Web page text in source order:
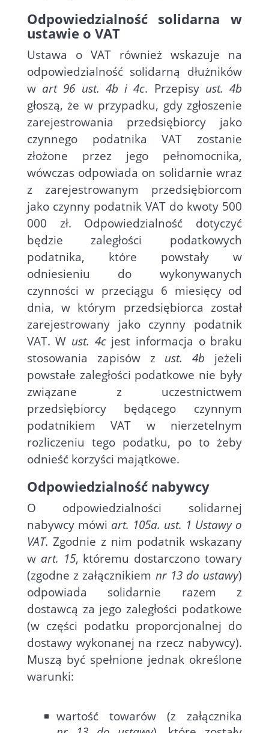
Odpowiedzialność solidarna w
ustawie o VAT
Ustawa o VAT również wskazuje na
odpowiedzialność solidarną dłużników
w art 96 ust. 4b i 4c. Przepisy ust. 4b
głoszą, że w przypadku, gdy zgłoszenie
zarejestrowania przedsiębiorcy jako
czynnego podatnika VAT zostanie
złożone przez jego pełnomocnika,
wówczas odpowiada on solidarnie wraz
z zarejestrowanym przedsiębiorcom
jako czynny podatnik VAT do kwoty 500
000 zł. Odpowiedzialność dotyczyć
będzie zaległości podatkowych
podatnika, które powstały w
odniesieniu do wykonywanych
czynności w przeciągu 6 miesięcy od
dnia, w którym przedsiębiorca został
zarejestrowany jako czynny podatnik
VAT. W ust. 4cjest informacja o braku
stosowania zapisów z ust. 4b jeżeli
powstałe zaległości podatkowe nie były
związane z uczestnictwem
przedsiębiorcy będącego czynnym
podatnikiem VAT w nierzetelnym
rozliczeniu tego podatku, po to żeby
odnieść korzyści majątkowe.
Odpowiedzialność nabywcy
O odpowiedzialności solidarnej
nabywcy mówi art. 105a. ust. 1 Ustawy o
VAT. Zgodnie z nim podatnik wskazany
w art. 15, któremu dostarczono towary
(zgodne z załącznikiem nr 13 do ustawy)
odpowiada solidarnie razem z
dostawcą za jego zaległości podatkowe
(w części podatku proporcjonalnej do
dostawy wykonanej na rzecz nabywcy).
Muszą być spełnione jednak określone
warunki:
wartość towarów (z załącznika